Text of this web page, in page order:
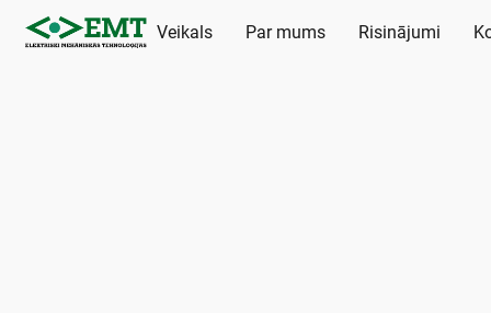
Veikals Par mums Risinājumi